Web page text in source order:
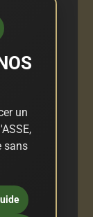
un
sans